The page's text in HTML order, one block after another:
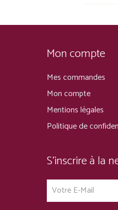
Mon compte
Mes commandes
Mon compte
Mentions légales
Politique de
S’inscrire à la